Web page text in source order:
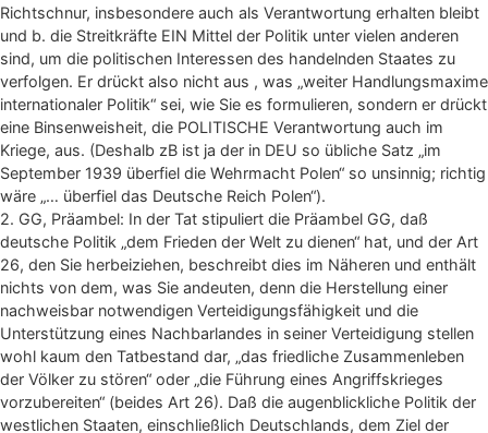
Richtschnur, insbesondere auch als Verantwortung erhalten bleibt
und b. die Streitkräfte EIN Mittel der Politik unter vielen anderen
sind, um die politischen Interessen des handelnden Staates zu
verfolgen. Er drückt also nicht aus , was „weiter Handlungsmaxime
internationaler Politik“ sei, wie Sie es formulieren, sondern er drückt
eine Binsenweisheit, die POLITISCHE Verantwortung auch im
Kriege, aus. (Deshalb zB ist ja der in DEU so übliche Satz „im
September 1939 überfiel die Wehrmacht Polen“ so unsinnig; richtig
wäre „… überfiel das Deutsche Reich Polen“).
2. GG, Präambel: In der Tat stipuliert die Präambel GG, daß
deutsche Politik „dem Frieden der Welt zu dienen“ hat, und der Art
26, den Sie herbeiziehen, beschreibt dies im Näheren und enthält
nichts von dem, was Sie andeuten, denn die Herstellung einer
nachweisbar notwendigen Verteidigungsfähigkeit und die
Unterstützung eines Nachbarlandes in seiner Verteidigung stellen
wohl kaum den Tatbestand dar, „das friedliche Zusammenleben
der Völker zu stören“ oder „die Führung eines Angriffskrieges
vorzubereiten“ (beides Art 26). Daß die augenblickliche Politik der
westlichen Staaten, einschließlich Deutschlands, dem Ziel der